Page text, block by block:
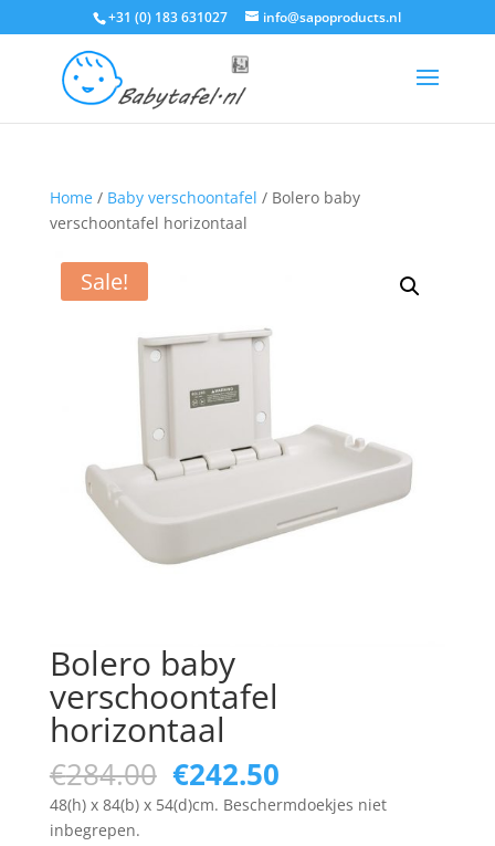
+31 (0) 183 631027 info@sapoproducts.nl
Home/ Baby verschoontafel / Bolero baby
verschoontafel horizontaal
Sale!
Bolero baby
verschoontafel
horizontaal
€284.00 Original
price
was:
€242.50Current
price
is:
48(h) x 84(b) x 54(d)cm. Beschermdoekjes niet
inbegrepen.